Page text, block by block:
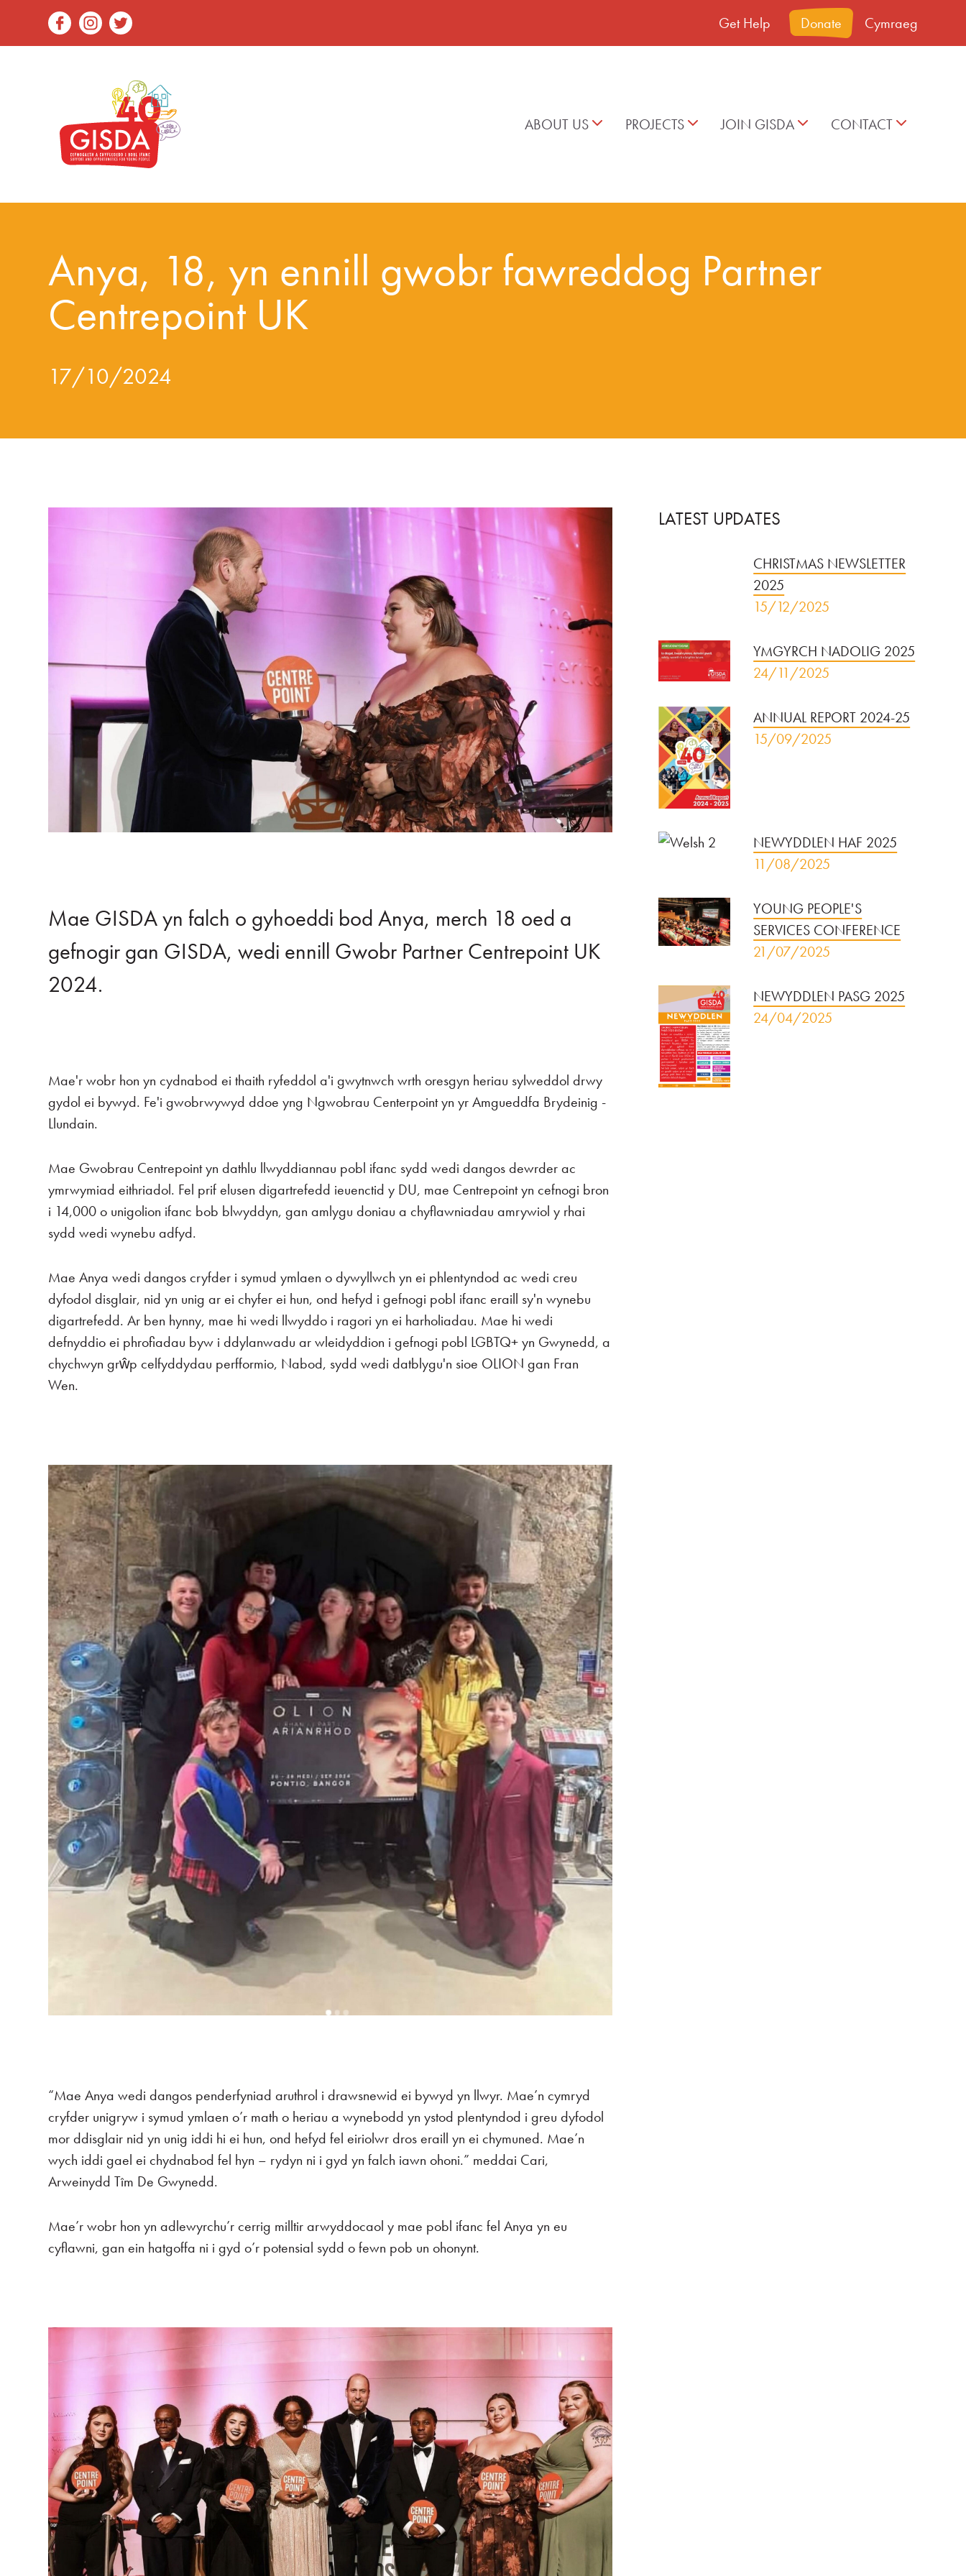
Get Help Donate Cymraeg
ABOUT US PROJECTS JOIN GISDA CONTACT
Anya, 18, yn ennill gwobr fawreddog Partner
Centrepoint UK
17/10/2024
Mae GISDA yn falch o gyhoeddi bod Anya, merch 18 oed a
gefnogir gan GISDA, wedi ennill Gwobr Partner Centrepoint UK
2024.
Mae'r wobr hon yn cydnabod ei thaith ryfeddol a'i gwytnwch wrth oresgyn heriau sylweddol drwy
gydol ei bywyd. Fe'i gwobrwywyd ddoe yng Ngwobrau Centerpoint yn yr Amgueddfa Brydeinig -
Llundain.
Mae Gwobrau Centrepoint yn dathlu llwyddiannau pobl ifanc sydd wedi dangos dewrder ac
ymrwymiad eithriadol. Fel prif elusen digartrefedd ieuenctid y DU, mae Centrepoint yn cefnogi bron
i 14,000 o unigolion ifanc bob blwyddyn, gan amlygu doniau a chyflawniadau amrywiol y rhai
sydd wedi wynebu adfyd.
Mae Anya wedi dangos cryfder i symud ymlaen o dywyllwch yn ei phlentyndod ac wedi creu
dyfodol disglair, nid yn unig ar ei chyfer ei hun, ond hefyd i gefnogi pobl ifanc eraill sy'n wynebu
digartrefedd. Ar ben hynny, mae hi wedi llwyddo i ragori yn ei harholiadau. Mae hi wedi
defnyddio ei phrofiadau byw i ddylanwadu ar wleidyddion i gefnogi pobl LGBTQ+ yn Gwynedd, a
chychwyn grŵp celfyddydau perfformio, Nabod, sydd wedi datblygu'n sioe OLION gan Fran
Wen.
“Mae Anya wedi dangos penderfyniad aruthrol i drawsnewid ei bywyd yn llwyr. Mae’n cymryd
cryfder unigryw i symud ymlaen o’r math o heriau a wynebodd yn ystod plentyndod i greu dyfodol
mor ddisglair nid yn unig iddi hi ei hun, ond hefyd fel eiriolwr dros eraill yn ei chymuned. Mae’n
wych iddi gael ei chydnabod fel hyn – rydyn ni i gyd yn falch iawn ohoni.” meddai Cari,
Arweinydd Tîm De Gwynedd.
Mae’r wobr hon yn adlewyrchu’r cerrig milltir arwyddocaol y mae pobl ifanc fel Anya yn eu
cyflawni, gan ein hatgoffa ni i gyd o’r potensial sydd o fewn pob un ohonynt.
LATEST UPDATES
CHRISTMAS NEWSLETTER
2025
15/12/2025
YMGYRCH NADOLIG 2025
24/11/2025
ANNUAL REPORT 2024-25
15/09/2025
NEWYDDLEN HAF 2025
11/08/2025
YOUNG PEOPLE'S
SERVICES CONFERENCE
21/07/2025
NEWYDDLEN PASG 2025
24/04/2025